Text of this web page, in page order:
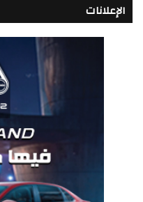
الإعلانات